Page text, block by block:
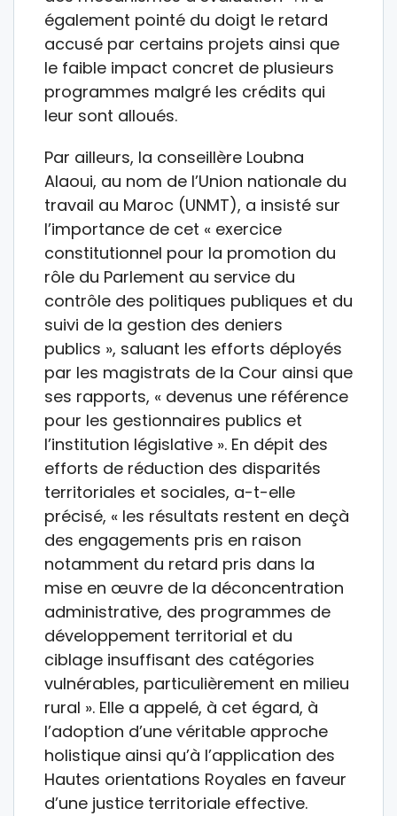
également pointé du doigt le retard
accusé par certains projets ainsi que
le faible impact concret de plusieurs
programmes malgré les crédits qui
leur sont alloués.
Par ailleurs, la conseillère Loubna
Alaoui, au nom de l’Union nationale du
travail au Maroc (UNMT), a insisté sur
l’importance de cet « exercice
constitutionnel pour la promotion du
rôle du Parlement au service du
contrôle des politiques publiques et du
suivi de la gestion des deniers
publics », saluant les efforts déployés
par les magistrats de la Cour ainsi que
ses rapports, « devenus une référence
pour les gestionnaires publics et
l’institution législative ». En dépit des
efforts de réduction des disparités
territoriales et sociales, a-t-elle
précisé, « les résultats restent en deçà
des engagements pris en raison
notamment du retard pris dans la
mise en œuvre de la déconcentration
administrative, des programmes de
développement territorial et du
ciblage insuffisant des catégories
vulnérables, particulièrement en milieu
rural ». Elle a appelé, à cet égard, à
l’adoption d’une véritable approche
holistique ainsi qu’à l’application des
Hautes orientations Royales en faveur
d’une justice territoriale effective.